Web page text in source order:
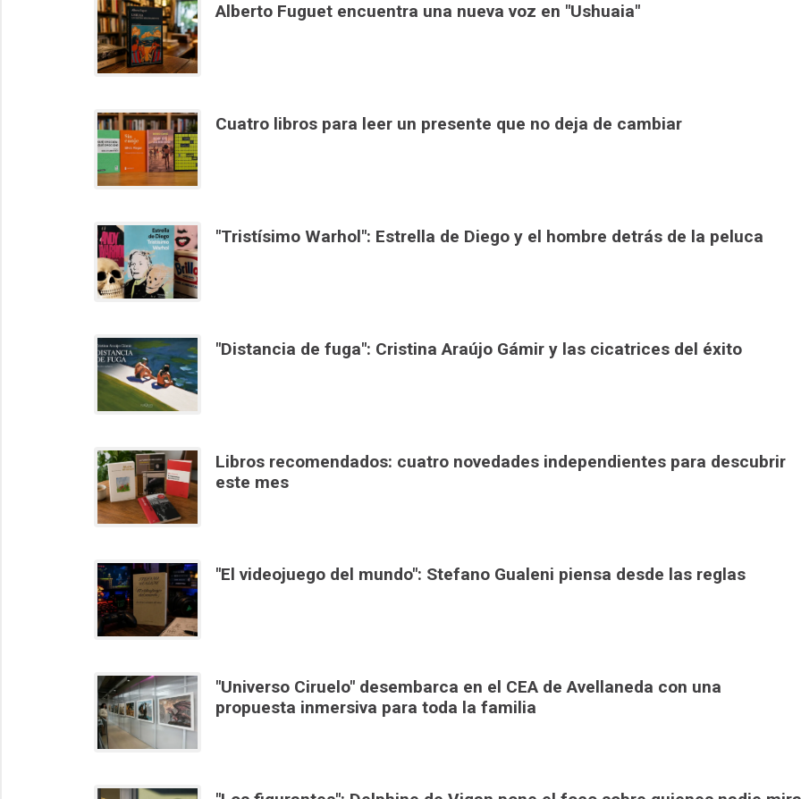
Alberto Fuguet encuentra una nueva voz en "Ushuaia"
Cuatro libros para leer un presente que no deja de cambiar
"Tristísimo Warhol": Estrella de Diego y el hombre detrás de la peluca
"Distancia de fuga": Cristina Araújo Gámir y las cicatrices del éxito
Libros recomendados: cuatro novedades independientes para descubrir
este mes
"El videojuego del mundo": Stefano Gualeni piensa desde las reglas
"Universo Ciruelo" desembarca en el CEA de Avellaneda con una
propuesta inmersiva para toda la familia